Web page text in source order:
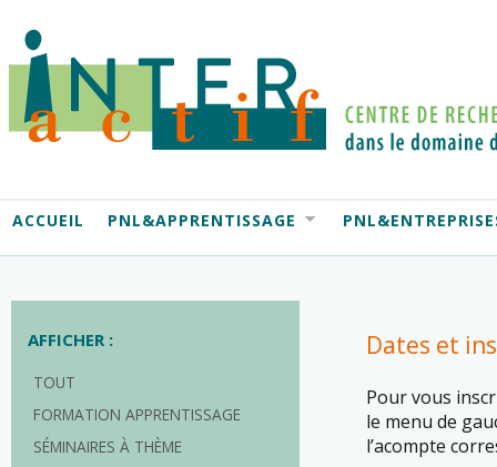
ACCUEIL PNL&APPRENTISSAGE
AFFICHER :
TOUT
FORMATION APPRENTISSAGE
SÉMINAIRES À THÈME
Dates et
Pour vous
le menu de
l’acompte